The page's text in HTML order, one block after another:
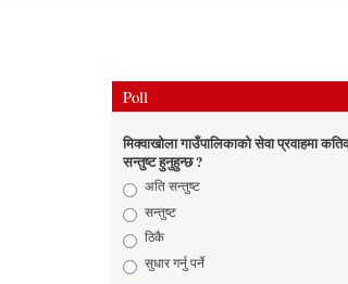
Poll
मिक्वाखोला गाउँपालिकाको सेवा प्रवाहमा
सन्तुष्ट हुनुहुन्छ ?
Choicesअति सन्तुष्ट
सन्तुष्ट
ठिकै
सुधार गर्नु पर्ने